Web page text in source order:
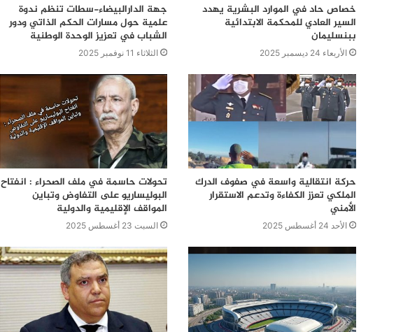
خصاص حاد في الموارد البشرية يهدد
السير العادي للمحكمة الابتدائية
ببنسليمان
الأربعاء 24 ديسمبر 2025
جهة الدارالبيضاء-سطات تنظم ندوة
علمية حول مسارات الحكم الذاتي ودور
الشباب في تعزيز الوحدة الوطنية
الثلاثاء 11 نوفمبر 2025
حركة انتقالية واسعة في صفوف الدرك
الملكي تعزز الكفاءة وتدعم الاستقرار
الأمني
الأحد 24 أغسطس 2025
تحولات حاسمة في ملف الصحراء : انفتاح
البوليساريو على التفاوض وتباين
المواقف الإقليمية والدولية
السبت 23 أغسطس 2025